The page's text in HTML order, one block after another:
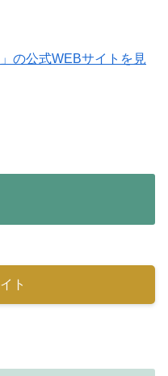
の公式WEBサイトを見
ト